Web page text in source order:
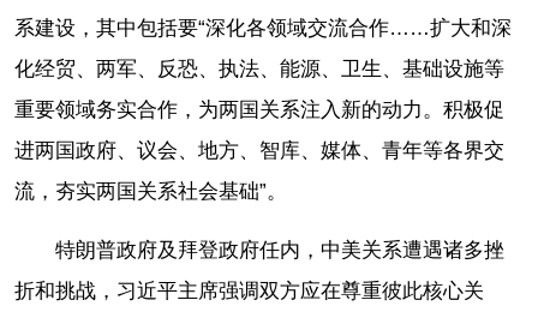
系建设，其中包括要“深化各领域交流合作……扩大和深
化经贸、两军、反恐、执法、能源、卫生、基础设施等
重要领域务实合作，为两国关系注入新的动力。积极促
进两国政府、议会、地方、智库、媒体、青年等各界交
流，夯实两国关系社会基础”。
特朗普政府及拜登政府任内，中美关系遭遇诸多挫
折和挑战，习近平主席强调双方应在尊重彼此核心关